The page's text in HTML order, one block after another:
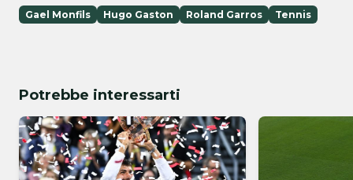
Gael Monfils Hugo Gaston Roland Garros Tennis
Potrebbe interessarti